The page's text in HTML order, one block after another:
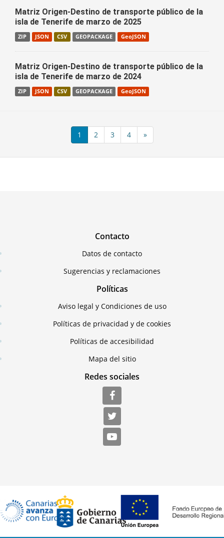
Matriz Origen-Destino de transporte público de la
isla de Tenerife de marzo de 2025
ZIP JSON CSV GEOPACKAGE GeoJSON
Matriz Origen-Destino de transporte público de la
isla de Tenerife de marzo de 2024
ZIP JSON CSV GEOPACKAGE GeoJSON
1 2 3 4 »
Contacto
Datos de contacto
Sugerencias y reclamaciones
Políticas
Aviso legal y Condiciones de uso
Políticas de privacidad y de cookies
Políticas de accesibilidad
Mapa del sitio
Redes sociales